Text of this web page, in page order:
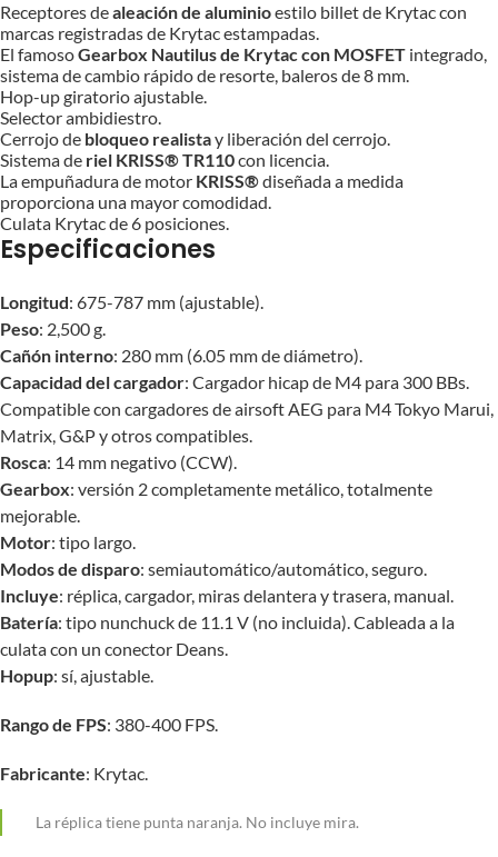
Receptores dealeación de aluminioestilo billet de Krytac con
marcas registradas de Krytac estampadas.
El famosoGearbox Nautilus de Krytac con MOSFET integrado,
sistema de cambio rápido de resorte, baleros de 8 mm.
Hop-up giratorio ajustable.
Selector ambidiestro.
Cerrojo de bloqueo realistay liberación del cerrojo.
Sistema de riel KRISS® TR110con licencia.
La empuñadura de motor KRISS®diseñada a medida
proporciona una mayor comodidad.
Culata Krytac de 6 posiciones.
Especificaciones
Longitud: 675-787 mm (ajustable).
Peso: 2,500 g.
Cañón interno: 280 mm (6.05 mm de diámetro).
Capacidad del cargador: Cargador hicap de M4 para 300 BBs.
Compatible con cargadores de airsoft AEG para M4 Tokyo Marui,
Matrix, G&P y otros compatibles.
Rosca: 14 mm negativo (CCW).
Gearbox: versión 2 completamente metálico, totalmente
mejorable.
Motor: tipo largo.
Modos de disparo: semiautomático/automático, seguro.
Incluye: réplica, cargador, miras delantera y trasera, manual.
Batería: tipo nunchuck de 11.1 V (no incluida). Cableada a la
culata con un conector Deans.
Hopup: sí, ajustable.
Rango de FPS: 380-400 FPS.
Fabricante: Krytac.
La réplica tiene punta naranja. No incluye mira.